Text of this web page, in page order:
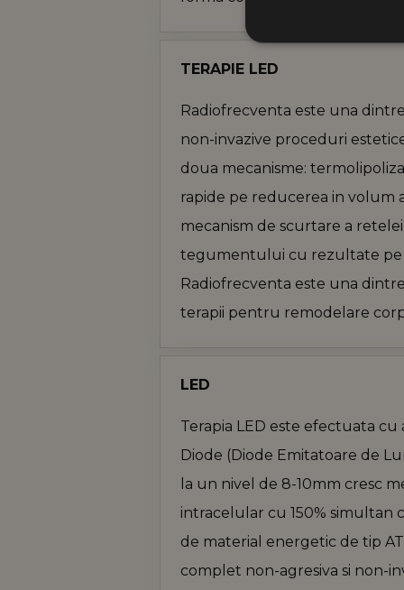
TERAPIE LED
Radiofrecventa este una
non-invazive proceduri
doua mecanisme:
rapide pe reducerea in volum
mecanism de scurtare a
tegumentului cu rezultate pe
Radiofrecventa este una
terapii pentru remodelare
LED
Terapia LED este efectuata
Diode (Diode Emitatoare de
la un nivel de 8-10mm cresc
intracelular cu 150% simultan
de material energetic de tip
complet non-agresiva si non-
contului. Site-ul web nu
Nume
Furnizor /
kevo.ro
cookieyes-
consent
CookieYes
kevo.ro
sbjs_first_add
_ga_Y65RHLD7TE
Inc.
_gcl_au
LLC
.kevo.ro